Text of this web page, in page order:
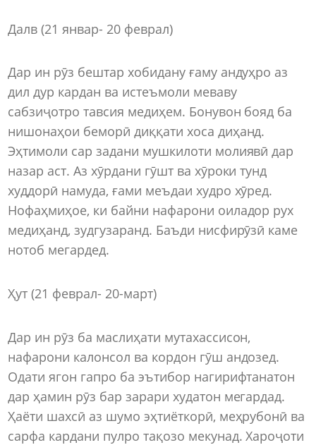
Далв (21 январ- 20 феврал)
Дар ин рӯз бештар хобидану ғаму андуҳро аз
дил дур кардан ва истеъмоли меваву
сабзиҷотро тавсия медиҳем. Бонувон бояд ба
нишонаҳои беморӣ диққати хоса диҳанд.
Эҳтимоли сар задани мушкилоти молиявӣ дар
назар аст. Аз хӯрдани гӯшт ва хӯроки тунд
худдорӣ намуда, ғами меъдаи худро хӯред.
Нофаҳмиҳое, ки байни нафарони оиладор рух
медиҳанд, зудгузаранд. Баъди нисфирӯзӣ каме
нотоб мегардед.
Ҳут (21 феврал- 20-март)
Дар ин рӯз ба маслиҳати мутахассисон,
нафарони калонсол ва кордон гӯш андозед.
Одати ягон гапро ба эътибор нагирифтанатон
дар ҳамин рӯз бар зарари худатон мегардад.
Ҳаёти шахсӣ аз шумо эҳтиёткорӣ, меҳрубонӣ ва
сарфа кардани пулро тақозо мекунад. Хароҷоти